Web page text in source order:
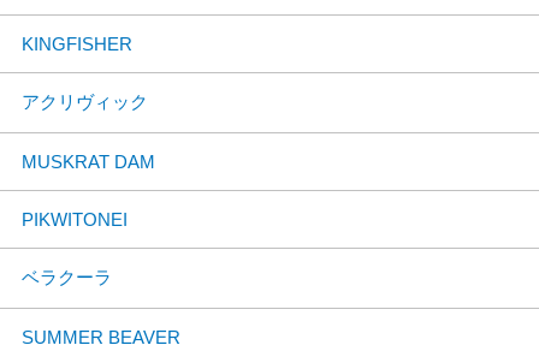
KINGFISHER
アクリヴィック
MUSKRAT DAM
PIKWITONEI
ベラクーラ
SUMMER BEAVER